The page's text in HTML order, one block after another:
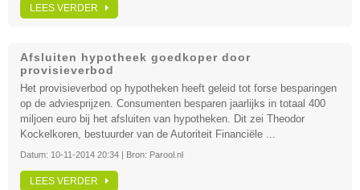
LEES VERDER
Afsluiten hypotheek goedkoper door
provisieverbod
Het provisieverbod op hypotheken heeft geleid tot forse besparingen
op de adviesprijzen. Consumenten besparen jaarlijks in totaal 400
miljoen euro bij het afsluiten van hypotheken. Dit zei Theodor
Kockelkoren, bestuurder van de Autoriteit Financiële ...
Datum: 10-11-2014 20:34 | Bron: Parool.nl
LEES VERDER